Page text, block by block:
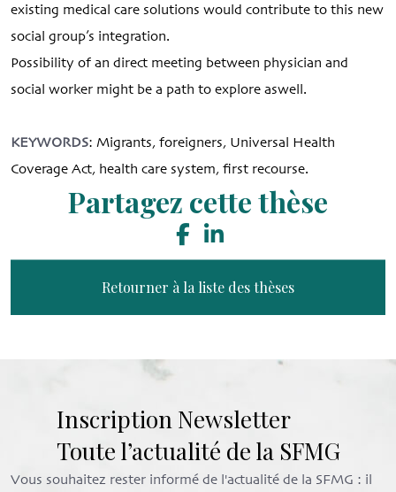
existing medical care solutions would contribute to this new
social group’s integration.
Possibility of an direct meeting between physician and
social worker might be a path to explore aswell.
KEYWORDS: Migrants, foreigners, Universal Health
Coverage Act, health care system, first recourse.
Partagez cette thèse
Retourner à la liste des thèses
Inscription Newsletter
Toute l’actualité de la SFMG
Vous souhaitez rester informé de l'actualité de la SFMG : il